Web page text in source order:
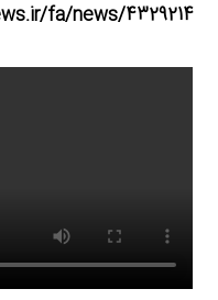
fa/news/4329214/